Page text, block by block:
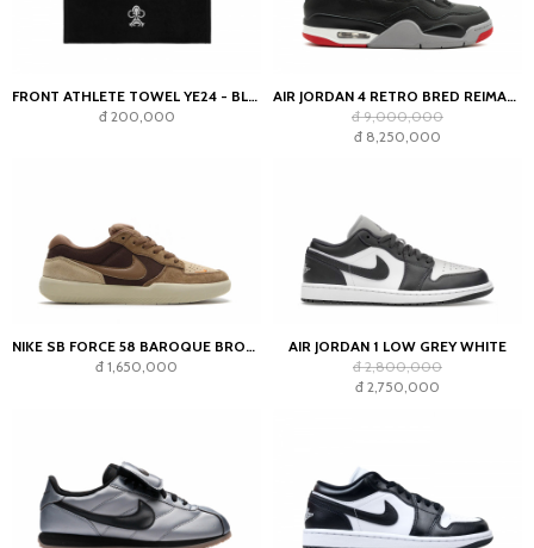
FRONT ATHLETE TOWEL YE24 - BLACK
đ 200,000
AIR JORDAN 4 RETRO BRED REIMAGINED
đ 9,000,000
đ 8,250,000
NIKE SB FORCE 58 BAROQUE BROWN PARACHUTE BEIGE DESERT KHAKI MOSSWOOD BROWN
đ 1,650,000
AIR JORDAN 1 LOW GREY WHITE
đ 2,800,000
đ 2,750,000